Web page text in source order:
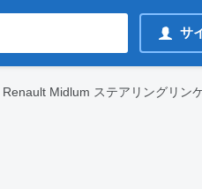
サ
Renault Midlum ステアリングリン